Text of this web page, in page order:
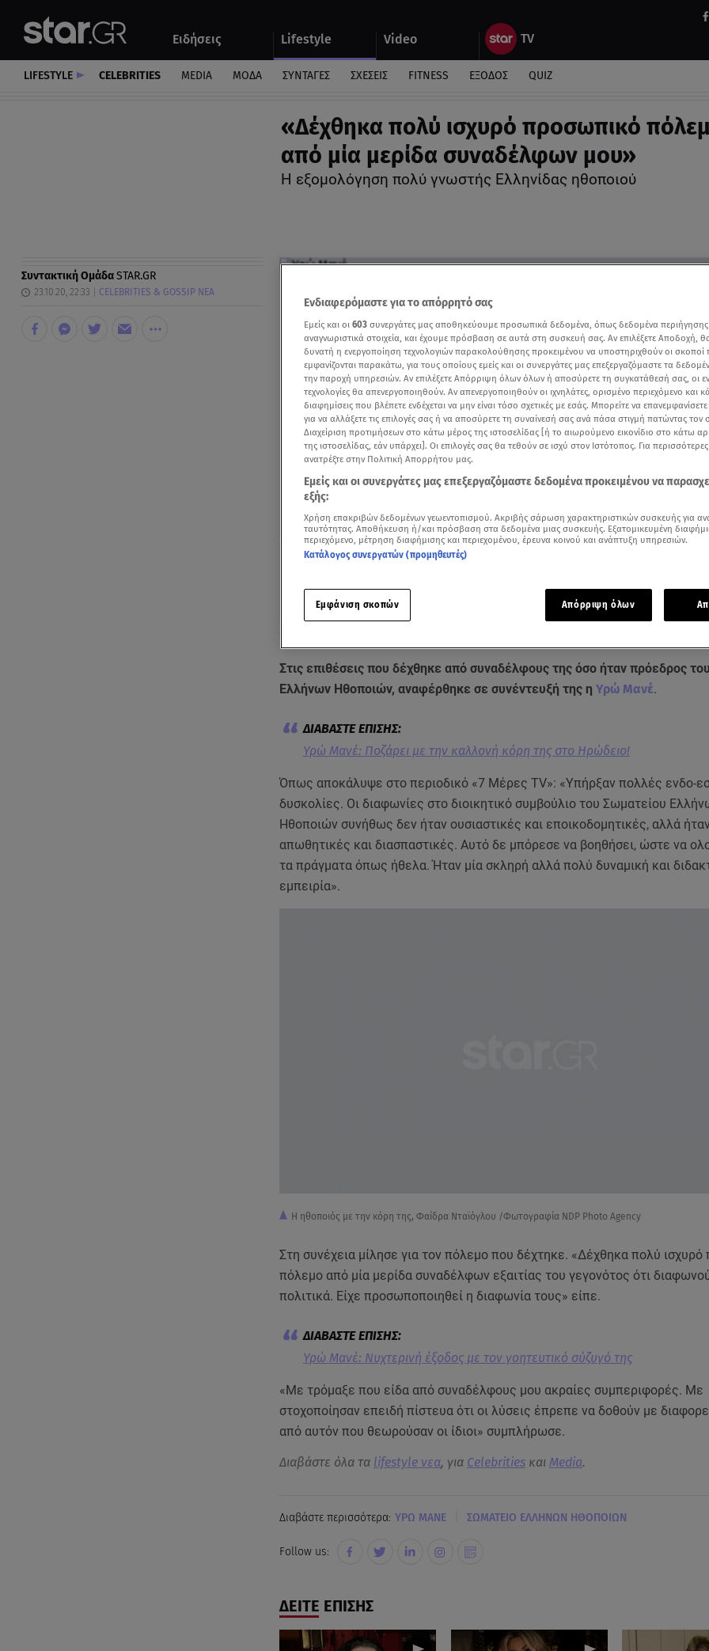
Ειδήσεις Lifestyle Video
Αυτοκίνητο
LIFESTYLE CELEBRITIES MEDIA ΜΟΔΑ ΣΥΝΤΑΓΕΣ ΣΧΕΣΕΙΣ FITNESS ΕΞΟΔΟΣ QUIZ
«Δέχθηκα πολύ ισχυρό προσωπικό
από μία μερίδα συναδέλφων μου»
Η εξομολόγηση πολύ γνωστής Ελληνίδας ηθοποιού
Συντακτική ΟμάδαSTAR.GR
23.10.20, 22:33 CELEBRITIES & GOSSIP ΝΕΑ
Δείτε περισσότερα άρθρα μας στα αποτελέσματα αναζήτησης
Add star.gr on Google
Στις επιθέσεις που δέχθηκε από συναδέλφους της όσο ήταν πρόεδρος
Ελλήνων Ηθοποιών, αναφέρθηκε σε συνέντευξή της η Υρώ Μανέ.
Υρώ Μανέ: Ποζάρει με την καλλονή κόρη της στο Ηρώδειο!
Όπως αποκάλυψε στο περιοδικό «7 Μέρες TV»: «Υπήρξαν πολλές ενδο-
δυσκολίες. Οι διαφωνίες στο διοικητικό συμβούλιο του Σωματείου
Ηθοποιών συνήθως δεν ήταν ουσιαστικές και εποικοδομητικές, αλλά
απωθητικές και διασπαστικές. Αυτό δε μπόρεσε να βοηθήσει, ώστε να
τα πράγματα όπως ήθελα. Ήταν μία σκληρή αλλά πολύ δυναμική και
εμπειρία».
Η ηθοποιός με την κόρη της, Φαίδρα Νταϊόγλου /Φωτογραφία NDP Photo Agency
Στη συνέχεια μίλησε για τον πόλεμο που δέχτηκε. «Δέχθηκα πολύ
πόλεμο από μία μερίδα συναδέλφων εξαιτίας του γεγονότος ότι
πολιτικά. Είχε προσωποποιηθεί η διαφωνία τους» είπε.
Υρώ Μανέ: Νυχτερινή έξοδος με τον γοητευτικό σύζυγό της
«Με τρόμαξε που είδα από συναδέλφους μου ακραίες συμπεριφορές. Με
στοχοποίησαν επειδή πίστευα ότι οι λύσεις έπρεπε να δοθούν με
από αυτόν που θεωρούσαν οι ίδιοι» συμπλήρωσε.
Διαβάστε όλα τα lifestyle νεα, για Celebritiesκαι Media.
Διαβάστε περισσότερα: ΥΡΩ ΜΑΝΕ ΣΩΜΑΤΕΙΟ ΕΛΛΗΝΩΝ ΗΘΟΠΟΙΩΝ
Follow us:
ΔΕΙΤΕ ΕΠΙΣΗΣ
Ενδιαφερόμαστε για το απόρρητό σας
Εμείς και οι 603 συνεργάτες μας αποθηκεύουμε προσωπικά δεδομένα, όπως δεδομένα
αναγνωριστικά στοιχεία, και έχουμε πρόσβαση σε αυτά στη συσκευή σας. Αν επιλέξετε Αποδοχή,
δυνατή η ενεργοποίηση τεχνολογιών παρακολούθησης προκειμένου να υποστηριχθούν οι σκοποί
εμφανίζονται παρακάτω, για τους οποίους εμείς και οι συνεργάτες μας επεξεργαζόμαστε τα
την παροχή υπηρεσιών. Αν επιλέξετε Απόρριψη όλων όλων ή αποσύρετε τη συγκατάθεσή σας, οι
τεχνολογίες θα απενεργοποιηθούν. Αν απενεργοποιηθούν οι ιχνηλάτες, ορισμένο περιεχόμενο και
διαφημίσεις που βλέπετε ενδέχεται να μην είναι τόσο σχετικές με εσάς. Μπορείτε να
για να αλλάξετε τις επιλογές σας ή να αποσύρετε τη συναίνεσή σας ανά πάσα στιγμή πατώντας τον
Διαχείριση προτιμήσεων στο κάτω μέρος της ιστοσελίδας [ή το αιωρούμενο εικονίδιο στο κάτω
της ιστοσελίδας, εάν υπάρχει]. Οι επιλογές σας θα τεθούν σε ισχύ στον Ιστότοπος. Για
ανατρέξτε στην Πολιτική Απορρήτου μας.
Εμείς και οι συνεργάτες μας επεξεργαζόμαστε δεδομένα προκειμένου να
εξής:
Χρήση επακριβών δεδομένων γεωεντοπισμού. Ακριβής σάρωση χαρακτηριστικών συσκευής για
ταυτότητας. Αποθήκευση ή/και πρόσβαση στα δεδομένα μιας συσκευής. Εξατομικευμένη
περιεχόμενο, μέτρηση διαφήμισης και περιεχομένου, έρευνα κοινού και ανάπτυξη υπηρεσιών.
Κατάλογος συνεργατών (προμηθευτές)
Εμφάνιση σκοπών Απόρριψη όλων